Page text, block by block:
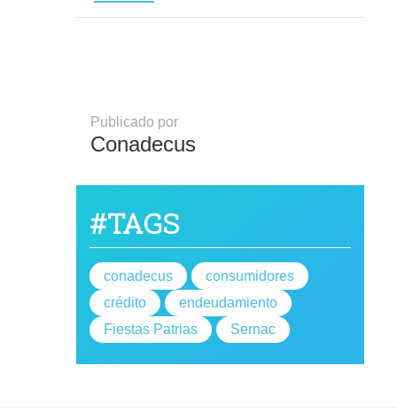
Publicado por
Conadecus
#TAGS
conadecus
consumidores
crédito
endeudamiento
Fiestas Patrias
Sernac